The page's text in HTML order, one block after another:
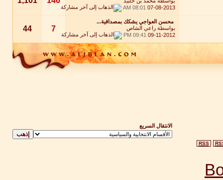
07-08-2013
08:01 AM
محسن العواجي يشكك بمصداقية...
بواسطة راعي الشاص
09-11-2012
09:41 PM
7
44
الانتقال السريع
RSS